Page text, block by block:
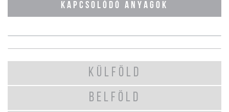
KAPCSOLÓDÓ ANYAGOK
KÜLFÖLD
BELFÖLD